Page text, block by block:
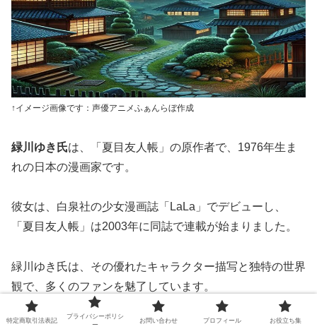
↑イメージ画像です：声優アニメふぁんらぼ作成
緑川ゆき氏は、「夏目友人帳」の原作者で、1976年生ま
れの日本の漫画家です。
彼女は、白泉社の少女漫画誌「LaLa」でデビューし、
「夏目友人帳」は2003年に同誌で連載が始まりました。
緑川ゆき氏は、その優れたキャラクター描写と独特の世界
観で、多くのファンを魅了しています。
代表作である「夏目友人帳」以外にも、「蛍火の杜へ」な
特定商取引法表記
プライバシーポリシ
ー
お問い合わせ プロフィール お役立ち集